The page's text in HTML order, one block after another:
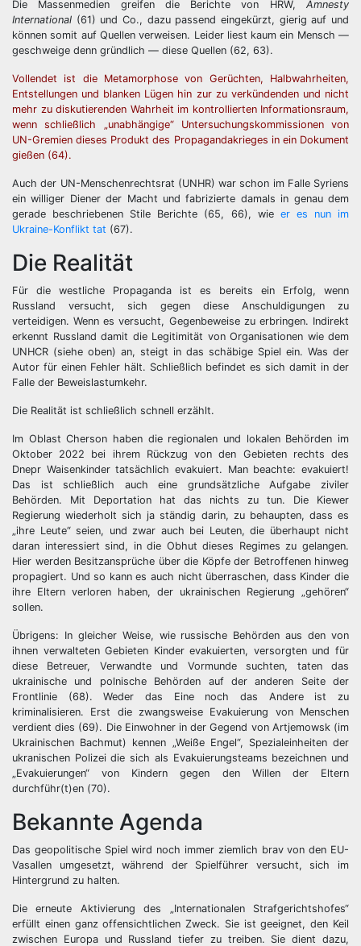
Die Massenmedien greifen die Berichte von HRW, Amnesty
International (61) und Co., dazu passend eingekürzt, gierig auf und
können somit auf Quellen verweisen. Leider liest kaum ein Mensch —
geschweige denn gründlich — diese Quellen (62, 63).
Vollendet ist die Metamorphose von Gerüchten, Halbwahrheiten,
Entstellungen und blanken Lügen hin zur zu verkündenden und nicht
mehr zu diskutierenden Wahrheit im kontrollierten Informationsraum,
wenn schließlich „unabhängige“ Untersuchungskommissionen von
UN-Gremien dieses Produkt des Propagandakrieges in ein Dokument
gießen (64).
Auch der UN-Menschenrechtsrat (UNHR) war schon im Falle Syriens
ein williger Diener der Macht und fabrizierte damals in genau dem
gerade beschriebenen Stile Berichte (65, 66), wie er es nun im
Ukraine-Konflikt tat (67).
Die Realität
Für die westliche Propaganda ist es bereits ein Erfolg, wenn
Russland versucht, sich gegen diese Anschuldigungen zu
verteidigen. Wenn es versucht, Gegenbeweise zu erbringen. Indirekt
erkennt Russland damit die Legitimität von Organisationen wie dem
UNHCR (siehe oben) an, steigt in das schäbige Spiel ein. Was der
Autor für einen Fehler hält. Schließlich befindet es sich damit in der
Falle der Beweislastumkehr.
Die Realität ist schließlich schnell erzählt.
Im Oblast Cherson haben die regionalen und lokalen Behörden im
Oktober 2022 bei ihrem Rückzug von den Gebieten rechts des
Dnepr Waisenkinder tatsächlich evakuiert. Man beachte: evakuiert!
Das ist schließlich auch eine grundsätzliche Aufgabe ziviler
Behörden. Mit Deportation hat das nichts zu tun. Die Kiewer
Regierung wiederholt sich ja ständig darin, zu behaupten, dass es
„ihre Leute“ seien, und zwar auch bei Leuten, die überhaupt nicht
daran interessiert sind, in die Obhut dieses Regimes zu gelangen.
Hier werden Besitzansprüche über die Köpfe der Betroffenen hinweg
propagiert. Und so kann es auch nicht überraschen, dass Kinder die
ihre Eltern verloren haben, der ukrainischen Regierung „gehören“
sollen.
Übrigens: In gleicher Weise, wie russische Behörden aus den von
ihnen verwalteten Gebieten Kinder evakuierten, versorgten und für
diese Betreuer, Verwandte und Vormunde suchten, taten das
ukrainische und polnische Behörden auf der anderen Seite der
Frontlinie (68). Weder das Eine noch das Andere ist zu
kriminalisieren. Erst die zwangsweise Evakuierung von Menschen
verdient dies (69). Die Einwohner in der Gegend von Artjemowsk (im
Ukrainischen Bachmut) kennen „Weiße Engel“, Spezialeinheiten der
ukranischen Polizei die sich als Evakuierungsteams bezeichnen und
„Evakuierungen“ von Kindern gegen den Willen der Eltern
durchführ(t)en (70).
Bekannte Agenda
Das geopolitische Spiel wird noch immer ziemlich brav von den EU-
Vasallen umgesetzt, während der Spielführer versucht, sich im
Hintergrund zu halten.
Die erneute Aktivierung des „Internationalen Strafgerichtshofes“
erfüllt einen ganz offensichtlichen Zweck. Sie ist geeignet, den Keil
zwischen Europa und Russland tiefer zu treiben. Sie dient dazu,